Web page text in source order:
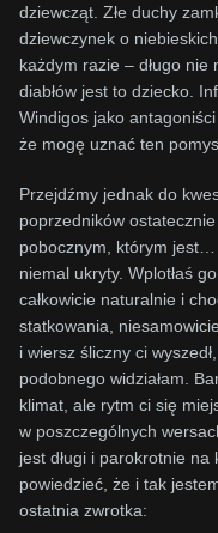
dziewcząt. Złe duchy
dziewczynek o
każdym razie – długo nie
diabłów jest to dziecko.
Windigos jako
że mogę uznać ten
Przejdźmy jednak do
poprzedników
pobocznym, którym jest…
niemal ukryty. Wplotłaś
całkowicie naturalnie i
statkowania,
i wiersz śliczny ci
podobnego widziałam.
klimat, ale rytm ci się
w poszczególnych
jest długi i parokrotnie
powiedzieć, że i tak
ostatnia zwrotka: